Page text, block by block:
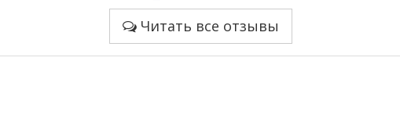
Читать все отзывы